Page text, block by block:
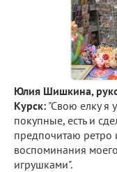
Юлия Шишкина,
Курск: "Свою елку я
покупные, есть и
предпочитаю
воспоминания
игрушками".